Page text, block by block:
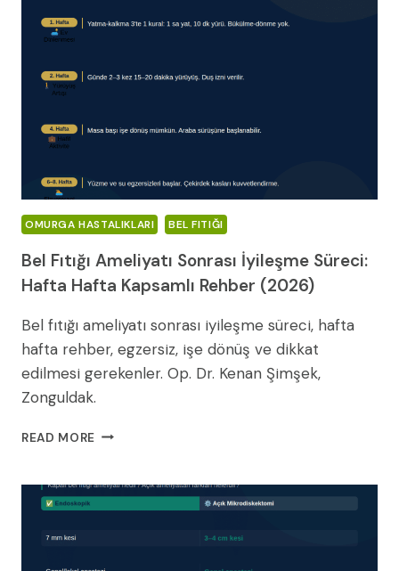
BULGING,
NE
OMURGA HASTALIKLARI BEL FITIĞI
Bel Fıtığı Ameliyatı Sonrası İyileşme Süreci:
Hafta Hafta Kapsamlı Rehber (2026)
Bel fıtığı ameliyatı sonrası iyileşme süreci, hafta
hafta rehber, egzersiz, işe dönüş ve dikkat
edilmesi gerekenler. Op. Dr. Kenan Şimşek,
Zonguldak.
READ MORE BEL
SONRASI
İYILEŞME